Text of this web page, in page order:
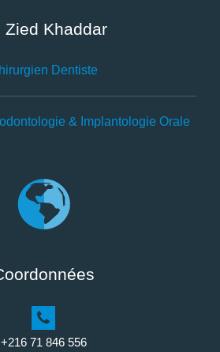
Zied Khaddar
Dentiste
& Implantologie Orale
+216 71 846 556